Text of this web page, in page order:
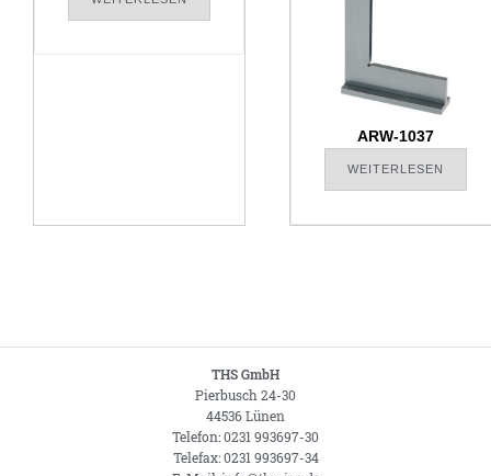
ARW-1037
WEITERLESEN
THS GmbH
Pierbusch 24-30
44536 Lünen
Telefon: 0231 993697-30
Telefax: 0231 993697-34